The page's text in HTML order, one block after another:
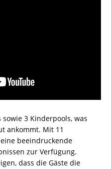
3 Kinderpools, was
ankommt. Mit 11
beeindruckende
zur Verfügung.
dass die Gäste die